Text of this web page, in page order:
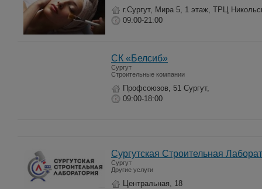
г.Сургут, Мира 5, 1 этаж, ТРЦ
09:00-21:00
СК «Белсиб»
Сургут
Строительные компании
Профсоюзов, 51 Сургут,
09:00-18:00
Сургутская Строительная
Сургут
Другие услуги
Центральная, 18